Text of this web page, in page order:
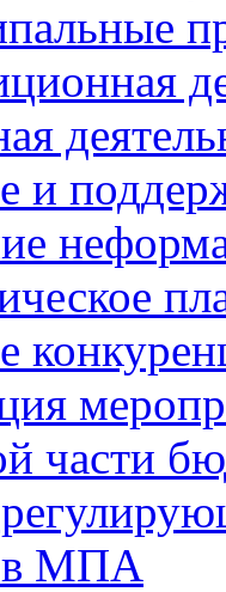
и
части
МПА